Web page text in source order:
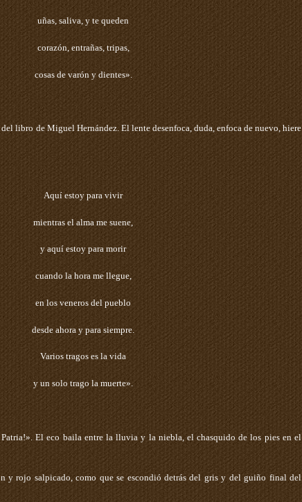
uñas, saliva, y te queden
corazón, entrañas, tripas,
cosas de varón y dientes».
libro de Miguel Hernández. El lente desenfoca, duda, enfoca de nuevo, hiere
Aquí estoy para vivir
mientras el alma me suene,
y aquí estoy para morir
cuando la hora me llegue,
en los veneros del pueblo
desde ahora y para siempre.
Varios tragos es la vida
y un solo trago la muerte».
El eco baila entre la lluvia y la niebla, el chasquido de los pies en el
y rojo salpicado, como que se escondió detrás del gris y del guiño final del